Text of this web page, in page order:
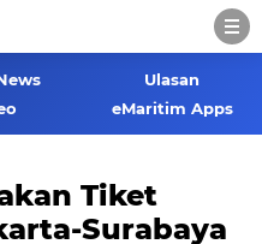
Ulasan
eMaritim Apps
Tiket
Surabaya